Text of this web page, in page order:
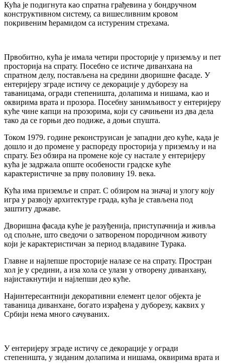
Кућа је подигнута као спратна грађевина у бондручном
конструктивном систему, са вишесливним кровом
покривеним ћерамидом са истуреним стрехама.
Првобитно, кућа је имала четири просторије у приземљу и пет
просторија на спрату. Посебно се истиче диванхана на
спратном делу, постављена на средини дворишне фасаде. У
ентеријеру зграде истичу се декорације у дуборезу на
таваницама, огради степеништа, долапима и нишама, као и
оквирима врата и прозора. Посебну занимљивост у ентеријеру
куће чине капци на прозорима, који су сачињени из два дела
тако да се горњи део подиже, а доњи спушта.
Током 1979. године реконструисан је западни део куће, када је
дошло и до промене у распореду просторија у приземљу и на
спрату. Без обзира на промене које су настале у ентеријеру
кућа је задржала опште особености градске куће
карактеристичне за прву половину 19. века.
Кућа има приземље и спрат. С обзиром на значај и улогу коју
игра у развоју архитектуре града, кућа је стављена под
заштиту државе.
Дворишна фасада куће је разуђенија, приступачнија и живља
од спољне, што сведочи о затвореном породичном животу
који је карактеристичан за период владавине Турака.
Главне и најлепше просторије налазе се на спрату. Простран
хол је у средини, а иза хола се улази у отворену диванхану,
најистакнутији и најлепши део куће.
Најинтересантнији декоративни елемент целог објекта је
таваница диванхане, богато израђена у дуборезу, каквих у
Србији нема много сачуваних.
У ентеријеру зграде истичу се декорације у огради
степеништа, у зиданим долапима и нишама, оквирима врата и